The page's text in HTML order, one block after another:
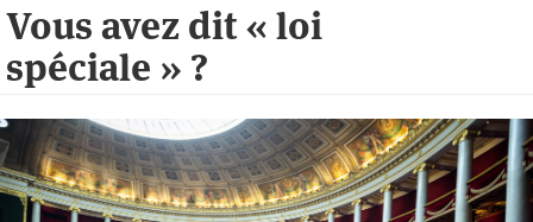
Vous avez dit « loi
spéciale » ?